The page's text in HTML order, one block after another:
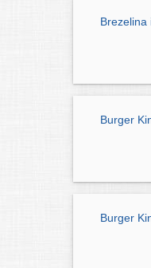
Brezelina
Burger
Burger